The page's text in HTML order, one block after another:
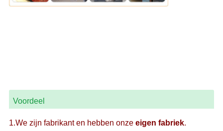
Voordeel
1.We zijn fabrikant en hebben onze eigen fabriek.